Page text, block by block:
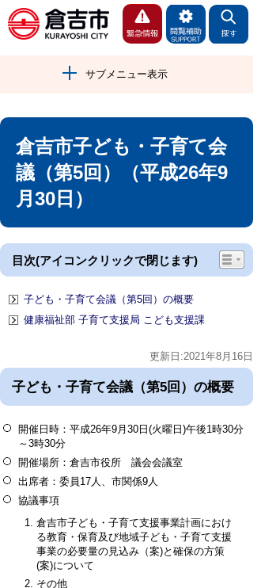
サブメニュー表示
倉吉市子ども・子育て会
議（第5回）（平成26年9
月30日）
目次(アイコンクリックで閉じます)
子ども・子育て会議（第5回）の概要
健康福祉部 子育て支援局 こども支援課
更新日:2021年8月16日
子ども・子育て会議（第5回）の概要
開催日時：平成26年9月30日(火曜日)午後1時30分
～3時30分
開催場所：倉吉市役所 議会会議室
出席者：委員17人、市関係9人
協議事項
倉吉市子ども・子育て支援事業計画におけ
る教育・保育及び地域子ども・子育て支援
事業の必要量の見込み（案)と確保の方策
(案)について
その他